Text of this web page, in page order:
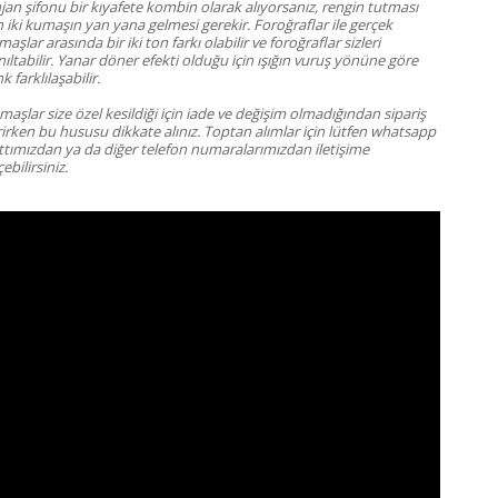
şifonu bir kıyafete kombin olarak alıyorsanız, rengin tutması
iki kumaşın yan yana gelmesi gerekir. Foroğraflar ile gerçek
arasında bir iki ton farkı olabilir ve foroğraflar sizleri
Yanar döner efekti olduğu için ışığın vuruş yönüne göre
farklılaşabilir.
size özel kesildiği için iade ve değişim olmadığından sipariş
bu hususu dikkate alınız. Toptan alımlar için lütfen whatsapp
ya da diğer telefon numaralarımızdan iletişime